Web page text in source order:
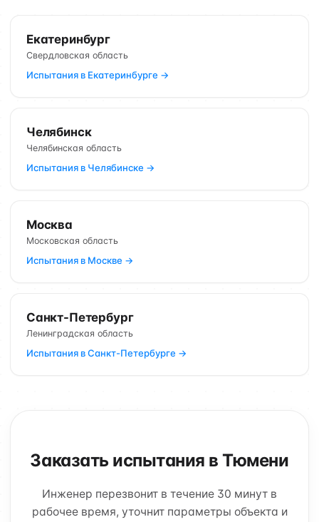
Екатеринбург
Свердловская область
Испытания в Екатеринбурге →
Челябинск
Челябинская область
Испытания в Челябинске →
Москва
Московская область
Испытания в Москве →
Санкт-Петербург
Ленинградская область
Испытания в Санкт-Петербурге →
Заказать испытания в Тюмени
Инженер перезвонит в течение 30 минут в
рабочее время, уточнит параметры объекта и